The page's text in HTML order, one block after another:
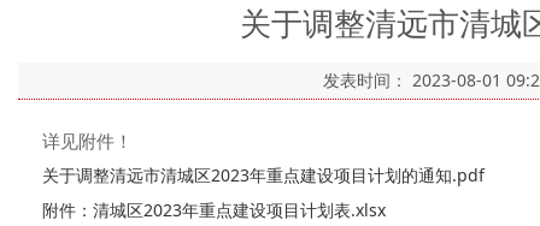
关于调整清远市清城
发表时间： 2023-08-01
详见附件！
关于调整清远市清城区2023年重点建设项目计划的通知.pdf
附件：清城区2023年重点建设项目计划表.xlsx